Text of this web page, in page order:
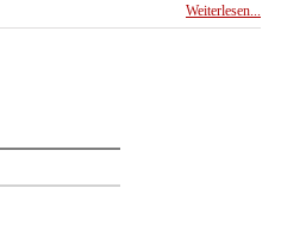
Weiterlesen...